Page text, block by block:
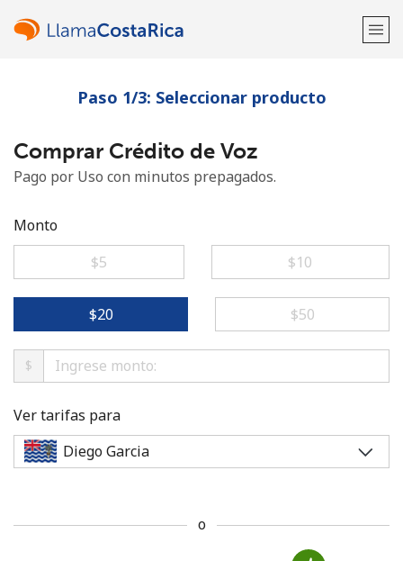
¡Bienvenido!
¿Ya tienes una cuenta?Inicia sesión →
No se ha creado una contraseña
Paso 1/3: Seleccionar producto
Comprar Crédito de Voz
Pago por Uso con minutos prepagados.
Monto
⁦$5⁩
⁦$10⁩
⁦$20⁩ ⁦$50⁩
$
Ver tarifas para
o